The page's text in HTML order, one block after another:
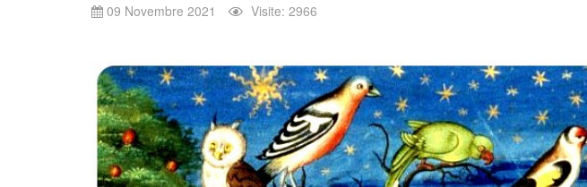
09 Novembre 2021 Visite: 2966